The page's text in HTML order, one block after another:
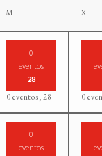
Mmartes X
0
eventos
28
0 eventos,28 0
0
eventos